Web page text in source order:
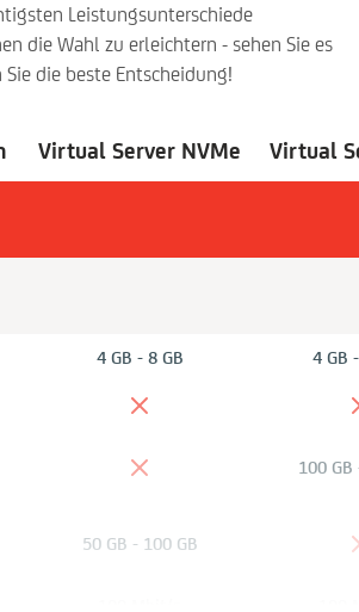
Leistungsunterschiede
die Wahl zu erleichtern - sehen Sie es
die beste Entscheidung!
Virtual Server NVMe Virtual
4 GB - 8 GB 4 GB
100 GB
50 GB - 100 GB